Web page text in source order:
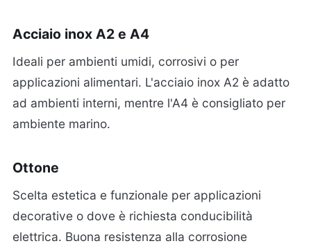
Acciaio inox A2 e A4
Ideali per ambienti umidi, corrosivi o per
applicazioni alimentari. L'acciaio inox A2 è adatto
ad ambienti interni, mentre l'A4 è consigliato per
ambiente marino.
Ottone
Scelta estetica e funzionale per applicazioni
decorative o dove è richiesta conducibilità
elettrica. Buona resistenza alla corrosione